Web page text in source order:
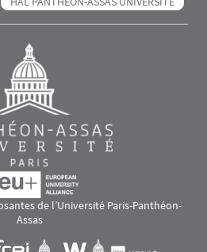
de l’Université Paris-Panthéon-
Assas
Visuel svgVisuel svg